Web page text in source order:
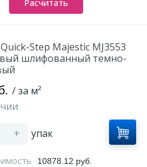
Расчитать
Step Majestic MJ3553
шлифованный темно-
/ за м²
+ упак
10878.12 руб.